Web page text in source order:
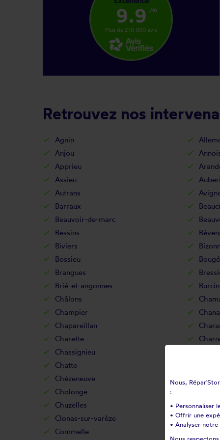
9.9 /10
Plus de 210 000 avis
Retrouvez nos
Agnin
Anjou
Apprieu
Assieu
Autrans
Barraux
Beauvoir-de-marc
Bessins
Biviers
Bossieu
Brangues
Brié-et-angonnes
Burcin
Châlons
Champier
Chapareillan
Charette
Chassignieu
Chatte
Chèzeneuve
Cholonge
Chuzelles
Claix
Clonas-sur-varèze
Commelle
Nous,
:
• Personnaliser
• Offrir une
• Analyser notre